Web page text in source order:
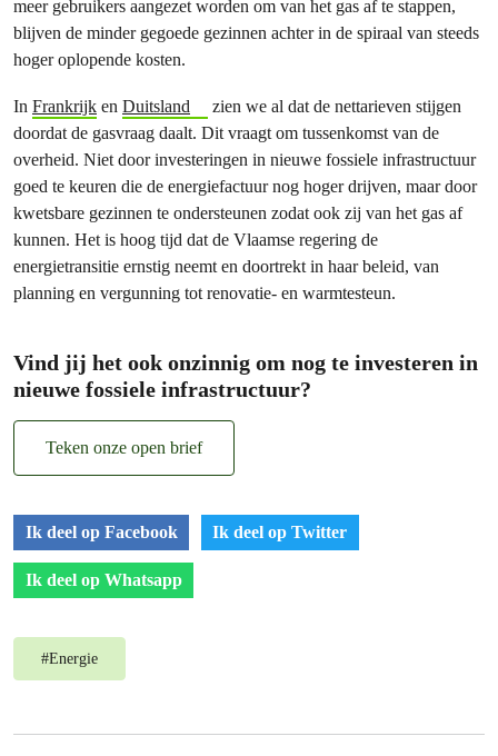
meer gebruikers aangezet worden om van het gas af te stappen,
blijven de minder gegoede gezinnen achter in de spiraal van steeds
hoger oplopende kosten.
In Frankrijk en Duitsland
zien we al dat de nettarieven stijgen
doordat de gasvraag daalt. Dit vraagt om tussenkomst van de
overheid. Niet door investeringen in nieuwe fossiele infrastructuur
goed te keuren die de energiefactuur nog hoger drijven, maar door
kwetsbare gezinnen te ondersteunen zodat ook zij van het gas af
kunnen. Het is hoog tijd dat de Vlaamse regering de
energietransitie ernstig neemt en doortrekt in haar beleid, van
planning en vergunning tot renovatie- en warmtesteun.
Vind jij het ook onzinnig om nog te investeren in
nieuwe fossiele infrastructuur?
Teken onze open brief
Ik deel op Facebook Ik deel op Twitter
Ik deel op Whatsapp
#Energie